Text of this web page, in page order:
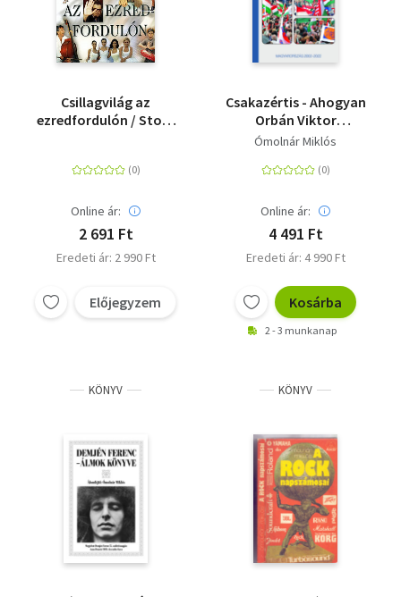
Történelem
Vallás
Csillagvilág az
ezredfordulón / Story
Online ár:
2 691 Ft
Eredeti ár: 2 990 Ft
Előjegyzem
Csakazértis - Ahogyan
Orbán Viktor
főtanácsadója látta,
2022
Ómolnár Miklós
Online ár:
4 491 Ft
Eredeti ár: 4 990 Ft
Kosárba
2 - 3 munkanap
KÖNYV KÖNYV